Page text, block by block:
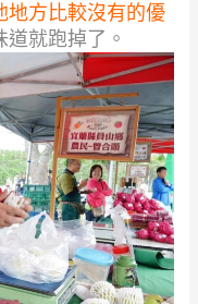
地方比較沒有的優
道就跑掉了。